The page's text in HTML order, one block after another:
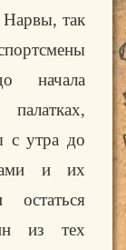
Нарвы, так
начала
с утра до
и их
из тех